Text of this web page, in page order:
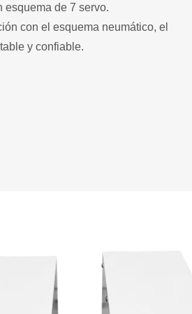
esquema de 7 servo.
con el esquema neumático, el
y confiable.